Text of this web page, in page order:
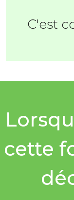
C'est
cette